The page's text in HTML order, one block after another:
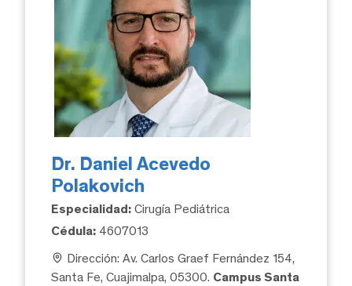
Dr. Daniel Acevedo
Polakovich
Especialidad: Cirugía Pediátrica
Cédula: 4607013
Dirección: Av. Carlos Graef Fernández 154,
Santa Fe, Cuajimalpa, 05300. Campus Santa